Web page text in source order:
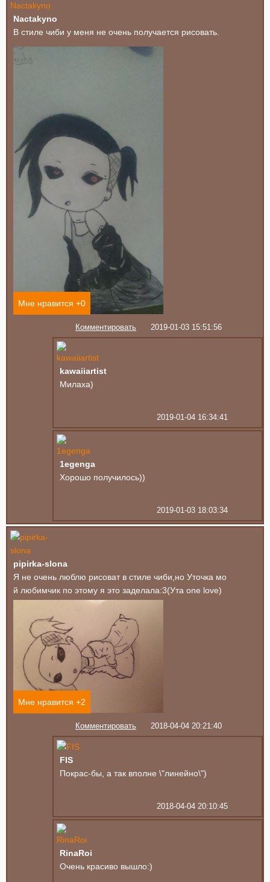
Nactakyno
В стиле чиби у меня не очень получается рисовать.
Мне нравится +0
Комментировать 2019-01-03 15:51:56
kawaiiartist
Милаха)
2019-01-04 16:34:41
1egenga
Хорошо получилось))
2019-01-03 18:03:34
pipirka-slona
Я не очень люблю рисоват в стиле чиби,но Уточка мо
й любимчик по этому я это заделала:3(Ута one love)
Мне нравится +2
Комментировать 2018-04-04 20:21:40
FIS
Покрас-бы, а так вполне \"линейно\")
2018-04-04 20:10:45
RinaRoi
Очень красиво вышло:)